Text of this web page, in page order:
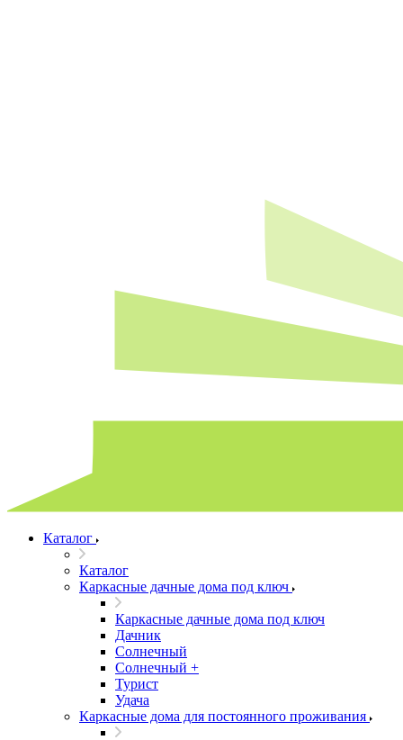
Каталог
Каталог
Каркасные дачные дома под ключ
Каркасные дачные дома под ключ
Дачник
Солнечный
Солнечный +
Турист
Удача
Каркасные дома для постоянного проживания